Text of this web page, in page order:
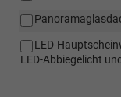
LED-
LED-Abbiegelicht